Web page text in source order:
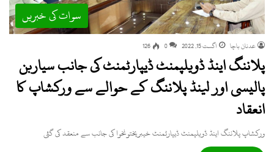
سوات کی خبریں
عدنان باچا اگست 15, 2022 0
126
پلاننگ اینڈ ڈویلپمنٹ ڈیپارٹمنٹ کی جانب سیاربن
پالیسی اور لینڈ پلاننگ کے حوالے سے ورکشاپ کا
انعقاد
ورکشاپ پلاننگ اینڈ ڈویلپمنٹ ڈیپارٹمنٹ خیبرپختونخوا کی جانب سے منعقد کی گئی